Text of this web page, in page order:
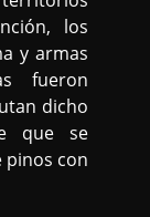
los
y armas
fueron
dicho
que se
pinos con